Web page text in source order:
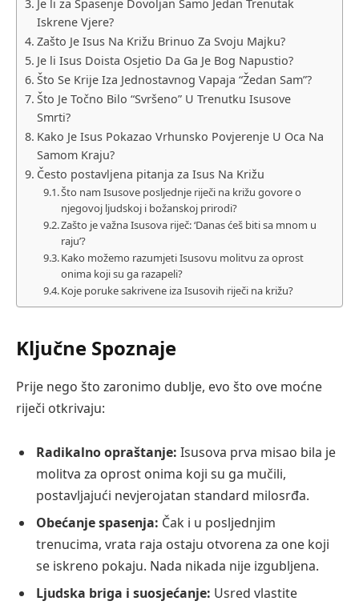
Je li za Spasenje Dovoljan Samo Jedan Trenutak
Iskrene Vjere?
Zašto Je Isus Na Križu Brinuo Za Svoju Majku?
Je li Isus Doista Osjetio Da Ga Je Bog Napustio?
Što Se Krije Iza Jednostavnog Vapaja “Žedan Sam”?
Što Je Točno Bilo “Svršeno” U Trenutku Isusove
Smrti?
Kako Je Isus Pokazao Vrhunsko Povjerenje U Oca Na
Samom Kraju?
Često postavljena pitanja za Isus Na Križu
Što nam Isusove posljednje riječi na križu govore o
njegovoj ljudskoj i božanskoj prirodi?
Zašto je važna Isusova riječ: ‘Danas ćeš biti sa mnom u
raju’?
Kako možemo razumjeti Isusovu molitvu za oprost
onima koji su ga razapeli?
Koje poruke sakrivene iza Isusovih riječi na križu?
Ključne Spoznaje
Prije nego što zaronimo dublje, evo što ove moćne
riječi otkrivaju:
Radikalno opraštanje: Isusova prva misao bila je
molitva za oprost onima koji su ga mučili,
postavljajući nevjerojatan standard milosrđa.
Obećanje spasenja: Čak i u posljednjim
trenucima, vrata raja ostaju otvorena za one koji
se iskreno pokaju. Nada nikada nije izgubljena.
Ljudska briga i suosjećanje: Usred vlastite